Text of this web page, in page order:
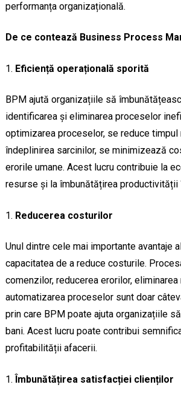
performanța organizațională.
De ce contează Business Process
Eficiență operațională sporită
BPM ajută organizațiile să
identificarea și eliminarea proceselor
optimizarea proceselor, se reduce timpul
îndeplinirea sarcinilor, se minimizează
erorile umane. Acest lucru contribuie la
resurse și la îmbunătățirea productivității
Reducerea costurilor
Unul dintre cele mai importante avantaje
capacitatea de a reduce costurile.
comenzilor, reducerea erorilor,
automatizarea proceselor sunt doar
prin care BPM poate ajuta organizațiile
bani. Acest lucru poate contribui
profitabilității afacerii.
Îmbunătățirea satisfacției clienților